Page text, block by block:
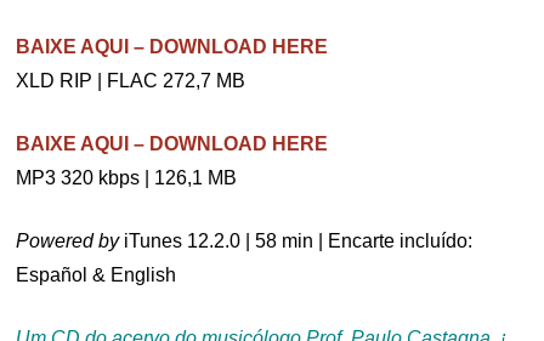
BAIXE AQUI – DOWNLOAD HERE
XLD RIP | FLAC 272,7 MB
BAIXE AQUI – DOWNLOAD HERE
MP3 320 kbps | 126,1 MB
Powered byiTunes 12.2.0 | 58 min | Encarte incluído:
Español & English